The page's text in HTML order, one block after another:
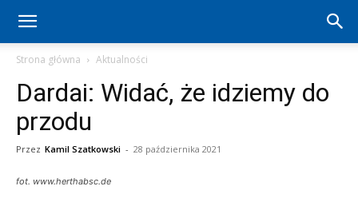
Hertha
Berlin
Strona główna Aktualności
Dardai: Widać, że idziemy do
przodu
Przez Kamil Szatkowski - 28 października 2021
fot. www.herthabsc.de